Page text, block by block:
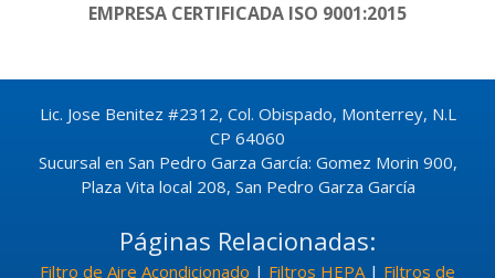
EMPRESA CERTIFICADA ISO 9001:2015
Lic. Jose Benitez #2312, Col. Obispado, Monterrey, N.L
CP 64060
Sucursal en San Pedro Garza García: Gomez Morin 900,
Plaza Vita local 208, San Pedro Garza García
Páginas Relacionadas:
Filtro de Aire Acondicionado | Filtros HEPA| Filtros de